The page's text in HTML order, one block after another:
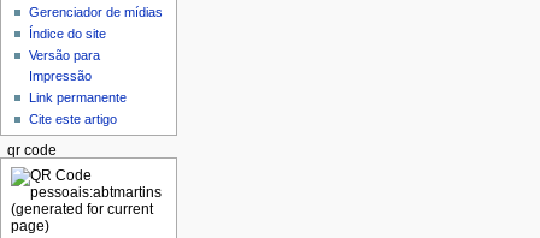
Gerenciador de mídias
Índice do site
Versão para
Impressão
Link permanente
Cite este artigo
qr code